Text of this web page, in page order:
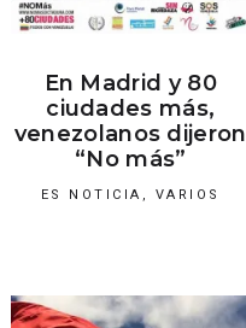
En Madrid y 80
ciudades más,
venezolanos dijeron
“No más”
ES NOTICIA , VARIOS